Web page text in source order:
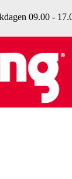
09.00 -